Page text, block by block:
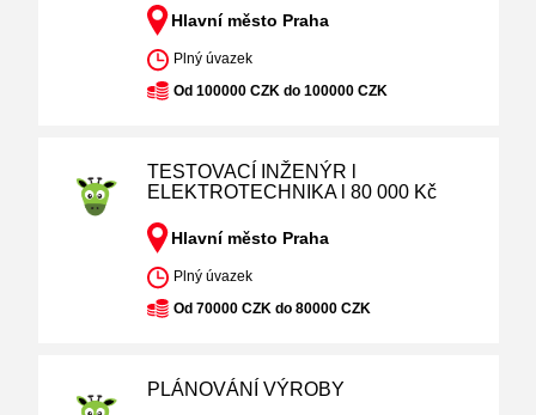
Hlavní město Praha
Plný úvazek
Od 100000 CZK do 100000 CZK
TESTOVACÍ INŽENÝR l
ELEKTROTECHNIKA l 80 000 Kč
Hlavní město Praha
Plný úvazek
Od 70000 CZK do 80000 CZK
PLÁNOVÁNÍ VÝROBY